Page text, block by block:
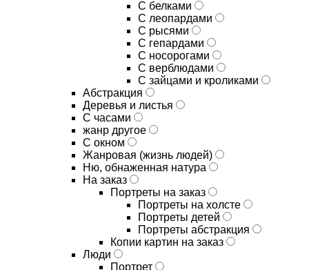
С белками
С леопардами
С рысями
С гепардами
С носорогами
С верблюдами
С зайцами и кроликами
Абстракция
Деревья и листья
С часами
жанр другое
С окном
Жанровая (жизнь людей)
Ню, обнаженная натура
На заказ
Портреты на заказ
Портреты на холсте
Портреты детей
Портреты абстракция
Копии картин на заказ
Люди
Портрет